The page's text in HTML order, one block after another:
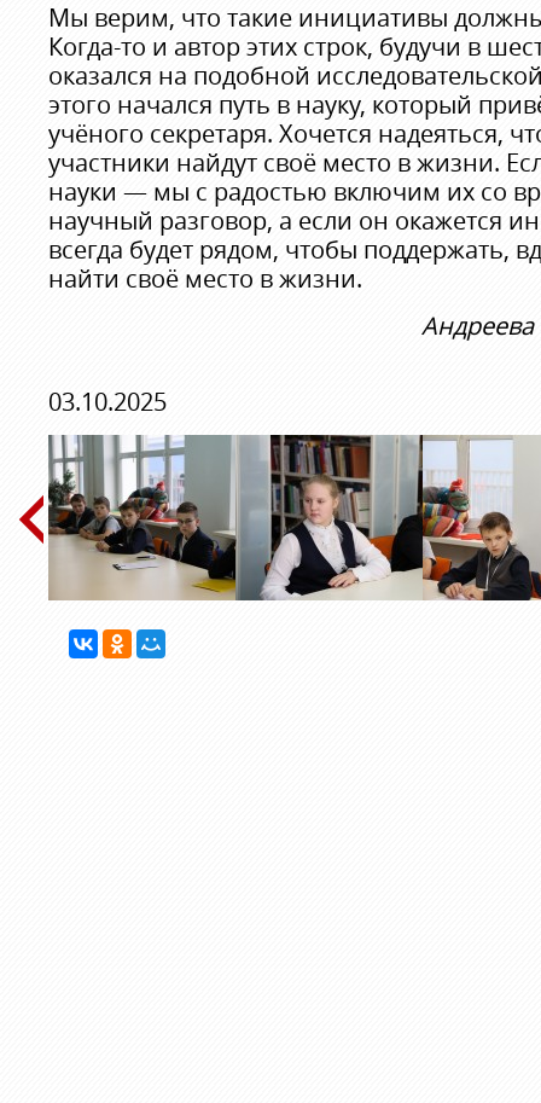
Мы верим, что такие инициативы
Когда-то и автор этих строк, будучи в
оказался на подобной
этого начался путь в науку, который
учёного секретаря. Хочется надеяться,
участники найдут своё место в жизни.
науки — мы с радостью включим их со
научный разговор, а если он окажется
всегда будет рядом, чтобы поддержать,
найти своё место в жизни.
Андреева
03.10.2025